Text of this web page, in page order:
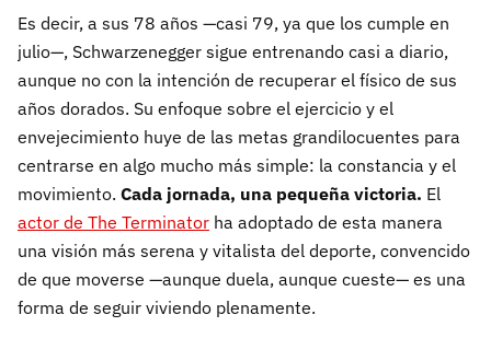
Es decir, a sus 78 años —casi 79, ya que los cumple en
julio—, Schwarzenegger sigue entrenando casi a diario,
aunque no con la intención de recuperar el físico de sus
años dorados. Su enfoque sobre el ejercicio y el
envejecimiento huye de las metas grandilocuentes para
centrarse en algo mucho más simple: la constancia y el
movimiento. Cada jornada, una pequeña victoria. El
actor de The Terminator ha adoptado de esta manera
una visión más serena y vitalista del deporte, convencido
de que moverse —aunque duela, aunque cueste— es una
forma de seguir viviendo plenamente.